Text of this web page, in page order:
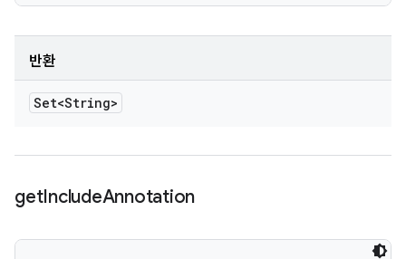
반환
Set<String>
getIncludeAnnotation